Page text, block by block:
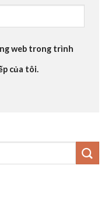
web trong trình
của tôi.